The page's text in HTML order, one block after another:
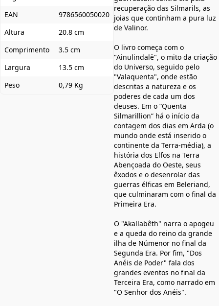
EAN
9786560050020
Altura
20.8 cm
Comprimento
3.5 cm
Largura
13.5 cm
Peso
0,79 Kg
recuperação das Silmarils, as
joias que continham a pura luz
de Valinor.
O livro começa com o
"Ainulindalë", o mito da criação
do Universo, seguido pelo
"Valaquenta", onde estão
descritas a natureza e os
poderes de cada um dos
deuses. Em o “Quenta
Silmarillion” há o início da
contagem dos dias em Arda (o
mundo onde está inserido o
continente da Terra-média), a
história dos Elfos na Terra
Abençoada do Oeste, seus
êxodos e o desenrolar das
guerras élficas em Beleriand,
que culminaram com o final da
Primeira Era.
O "Akallabêth" narra o apogeu
e a queda do reino da grande
ilha de Númenor no final da
Segunda Era. Por fim, "Dos
Anéis de Poder" fala dos
grandes eventos no final da
Terceira Era, como narrado em
"O Senhor dos Anéis".